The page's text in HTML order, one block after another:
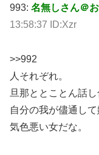
993: 名無しさん＠
13:58:37 ID:Xzr
>>992
人それぞれ。
旦那ととことん話し
自分の我が儘通して
気色悪い女だな。